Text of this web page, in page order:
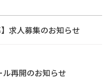
】求人募集のお知らせ
再開のお知らせ